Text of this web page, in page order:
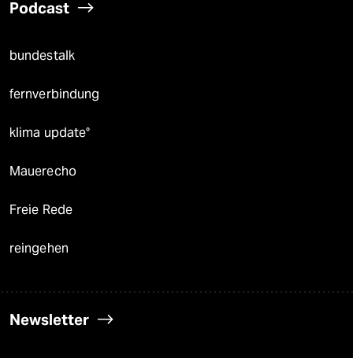
Podcast
bundestalk
fernverbindung
klima update°
Mauerecho
Freie Rede
reingehen
Newsletter